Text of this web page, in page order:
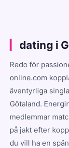
dating i
Redo för
online.com
äventyrliga
Götaland.
medlemmar
på jakt efter
du vill ha en